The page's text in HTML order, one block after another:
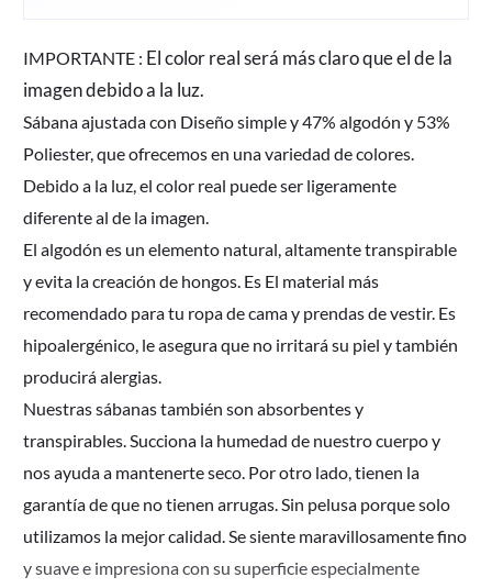
IMPORTANTE : El color real será más claro que el de la
imagen debido a la luz.
Sábana ajustada con Diseño simple y 47% algodón y 53%
Poliester, que ofrecemos en una variedad de colores.
Debido a la luz, el color real puede ser ligeramente
diferente al de la imagen.
El algodón es un elemento natural, altamente transpirable
y evita la creación de hongos. Es El material más
recomendado para tu ropa de cama y prendas de vestir. Es
hipoalergénico, le asegura que no irritará su piel y también
producirá alergias.
Nuestras sábanas también son absorbentes y
transpirables. Succiona la humedad de nuestro cuerpo y
nos ayuda a mantenerte seco. Por otro lado, tienen la
garantía de que no tienen arrugas. Sin pelusa porque solo
utilizamos la mejor calidad. Se siente maravillosamente fino
y suave e impresiona con su superficie especialmente